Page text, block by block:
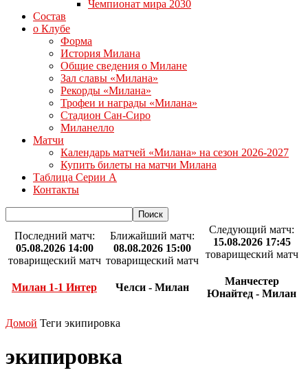
Чемпионат мира 2030
Состав
о Клубе
Форма
История Милана
Общие сведения о Милане
Зал славы «Милана»
Рекорды «Милана»
Трофеи и награды «Милана»
Стадион Сан-Сиро
Миланелло
Матчи
Календарь матчей «Милана» на сезон 2026-2027
Купить билеты на матчи Милана
Таблица Серии А
Контакты
Последний матч:
05.08.2026 14:00
товарищеский матч
Милан 1-1 Интер
Ближайший матч:
08.08.2026 15:00
товарищеский матч
Челси - Милан
Следующий матч:
15.08.2026 17:45
товарищеский матч
Манчестер
Юнайтед - Милан
Домой Теги экипировка
экипировка